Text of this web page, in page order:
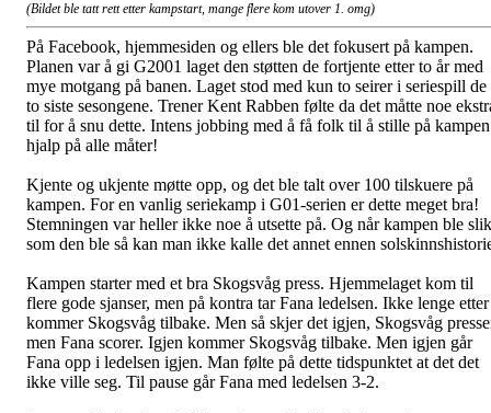
(Bildet ble tatt rett etter kampstart, mange flere kom utover 1. omg)
På Facebook, hjemmesiden og ellers ble det fokusert på kampen.
Planen var å gi G2001 laget den støtten de fortjente etter to år med
mye motgang på banen. Laget stod med kun to seirer i seriespill de
to siste sesongene. Trener Kent Rabben følte da det måtte noe
til for å snu dette. Intens jobbing med å få folk til å stille på kampen
hjalp på alle måter!
Kjente og ukjente møtte opp, og det ble talt over 100 tilskuere på
kampen. For en vanlig seriekamp i G01-serien er dette meget bra!
Stemningen var heller ikke noe å utsette på. Og når kampen ble slik
som den ble så kan man ikke kalle det annet ennen
Kampen starter med et bra Skogsvåg press. Hjemmelaget kom til
flere gode sjanser, men på kontra tar Fana ledelsen. Ikke lenge etter
kommer Skogsvåg tilbake. Men så skjer det igjen, Skogsvåg
men Fana scorer. Igjen kommer Skogsvåg tilbake. Men igjen går
Fana opp i ledelsen igjen. Man følte på dette tidspunktet at det det
ikke ville seg. Til pause går Fana med ledelsen 3-2.